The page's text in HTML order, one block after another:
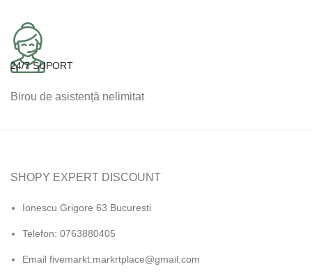
24/7 SUPORT
Birou de asistență nelimitat
SHOPY EXPERT DISCOUNT
Ionescu Grigore 63 Bucuresti
Telefon: 0763880405
Email fivemarkt.markrtplace@gmail.com